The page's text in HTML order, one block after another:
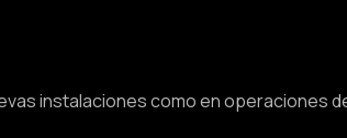
instalaciones como en operaciones